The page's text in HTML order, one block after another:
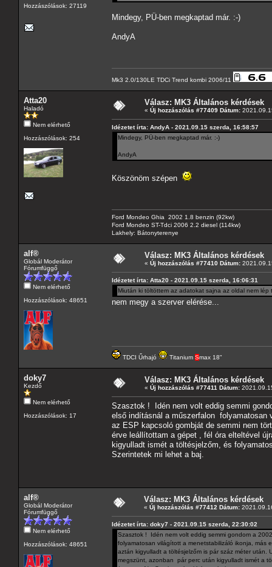
Hozzászólások: 27119
Mindegy, PÜ-ben megkaptad már. :-)
AndyA
Mk3 2.0/130LE TDCi Trend kombi 2006/11
Atta20
Haladó
Nem elérhető
Hozzászólások: 254
Válasz: MK3 Általános kérdések
« Új hozzászólás #77409 Dátum:
Idézetet írta: AndyA - 2021.09.15 szerda, 16:58:57
Mindegy, PÜ-ben megkaptad már. :-)
AndyA
Köszönöm szépen
Ford Mondeo Ghia 2002 1.8 benzin (92kw)
Ford Mondeo ST-Tdci 2006 2.2 diesel (114kw)
Lakhely: Bátonyterenye
alf®
Globál Moderátor
Fórumfüggő
Nem elérhető
Hozzászólások: 48651
Válasz: MK3 Általános kérdések
« Új hozzászólás #77410 Dátum:
Idézetet írta: Atta20 - 2021.09.15 szerda, 16:06:31
Miután ki töltöttem az adatokat sajna az oldal nem lép
nem megy a szerver elérése...
TDCI Űrhajó Titanium Smax 18"
doky7
Kezdő
Nem elérhető
Hozzászólások: 17
Válasz: MK3 Általános kérdések
« Új hozzászólás #77411 Dátum:
Szasztok ! Idén nem volt eddig semmi
első indításnál a műszerfalon folyamatosan
az ESP kapcsoló gombját de semmi nem
érve leállítottam a gépet , fél óra elteltével
kigyulladt ismét a töltésjelzőm, és
Szerintetek mi lehet a baj.
alf®
Globál Moderátor
Fórumfüggő
Nem elérhető
Hozzászólások: 48651
Válasz: MK3 Általános kérdések
« Új hozzászólás #77412 Dátum:
Idézetet írta: doky7 - 2021.09.15 szerda, 22:30:02
Szasztok ! Idén nem volt eddig semmi gondom a
folyamatosan világított a menetstabilizáló ikonja, más
aztán kigyulladt a töltésjelzőm is pár száz méter
megszünt, azonban pár perc után kigyulladt ismét a